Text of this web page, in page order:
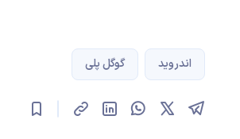
اندروید گوگل پلی